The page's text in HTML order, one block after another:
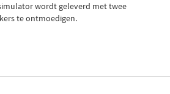
wordt geleverd met twee
te ontmoedigen.